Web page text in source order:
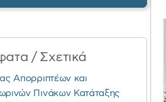
/ Σχετικά
Απορριπτέων και
Πινάκων Κατάταξης